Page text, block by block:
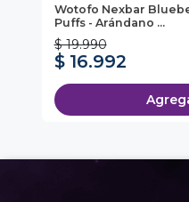
Wotofo Nexbar
Puffs - Arándano ...
$ 19.990
$ 16.992